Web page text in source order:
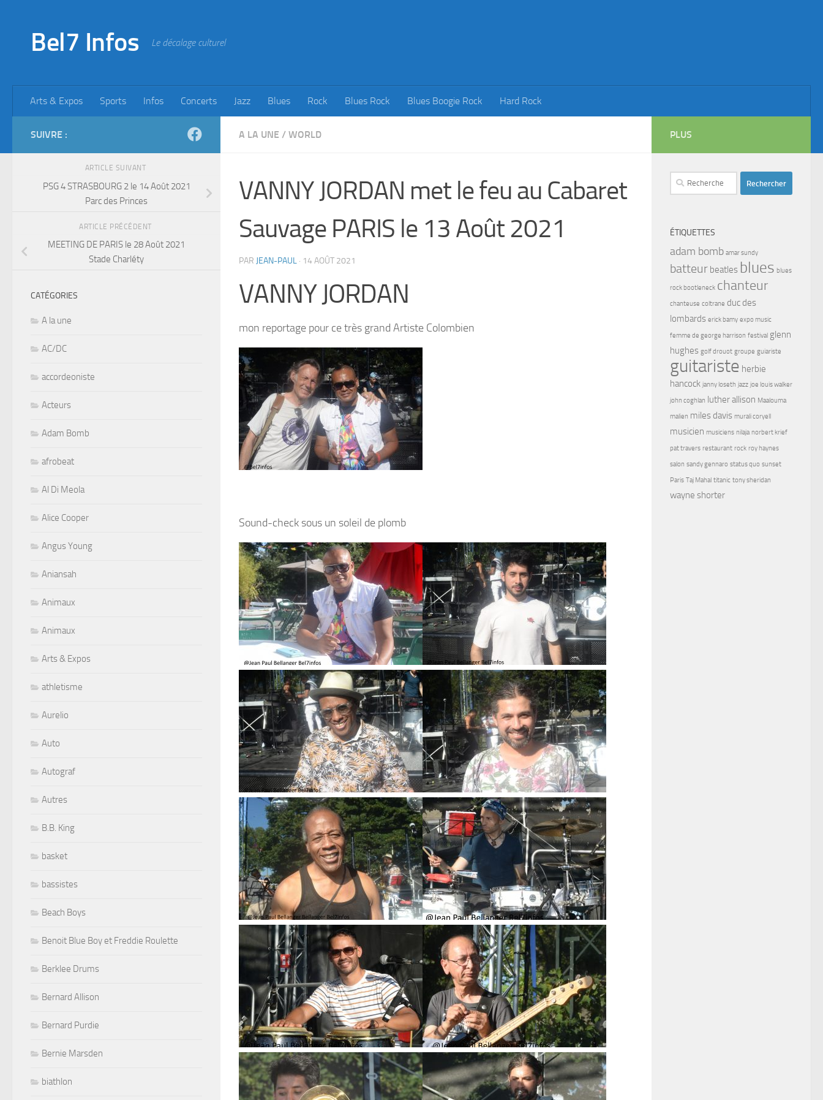
Bel7 Infos Le décalage culturel
Arts & Expos Sports Infos Concerts Jazz Blues Rock Blues Rock Blues Boogie Rock Hard Rock
A LA UNE / WORLD
VANNY JORDAN met le feu au Cabaret
Sauvage PARIS le 13 Août 2021
PAR JEAN-PAUL · 14 AOÛT 2021
VANNY JORDAN
mon reportage pour ce très grand Artiste Colombien
Sound-check sous un soleil de plomb
SUIVRE :
ARTICLE SUIVANT
PSG 4 STRASBOURG 2 le 14 Août 2021
Parc des Princes
ARTICLE PRÉCÉDENT
MEETING DE PARIS le 28 Août 2021
Stade Charléty
CATÉGORIES
A la une
AC/DC
accordeoniste
Acteurs
Adam Bomb
afrobeat
Al Di Meola
Alice Cooper
Angus Young
Aniansah
Animaux
Animaux
Arts & Expos
athletisme
Aurelio
Auto
Autograf
Autres
B.B. King
basket
bassistes
Beach Boys
Benoit Blue Boy et Freddie Roulette
Berklee Drums
Bernard Allison
Bernard Purdie
Bernie Marsden
biathlon
PLUS
Rechercher :
ÉTIQUETTES
adam bomb amar sundy
batteur beatles blues blues
rock bootleneck chanteur
chanteuse coltrane duc des
lombards erick bamy expo music
femme de george harrison festival glenn
hughes golf drouot groupe guiariste
guitariste herbie
hancock janny loseth jazz joe louis walker
john coghlan luther allison Maalouma
malien miles davis murali coryell
musicien musiciens nilaja norbert krief
pat travers restaurant rock roy haynes
salon sandy gennaro status quo sunset
Paris Taj Mahal titanic tony sheridan
wayne shorter